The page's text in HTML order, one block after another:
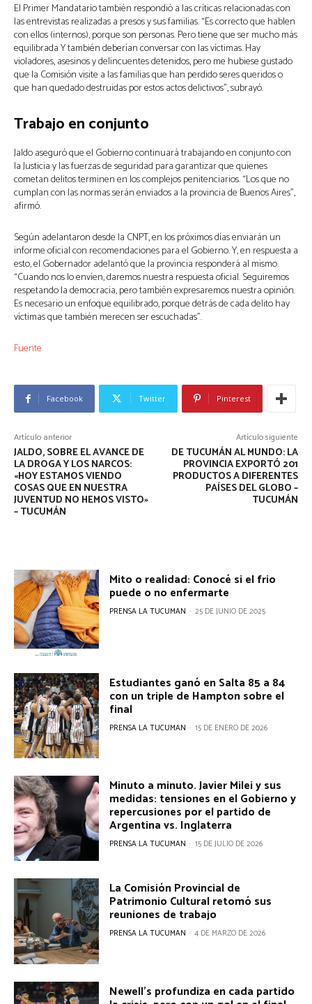
El Primer Mandatario también respondió a las críticas relacionadas con
las entrevistas realizadas a presos y sus familias. “Es correcto que hablen
con ellos (internos), porque son personas. Pero tiene que ser mucho más
equilibrada Y también deberían conversar con las víctimas. Hay
violadores, asesinos y delincuentes detenidos, pero me hubiese gustado
que la Comisión visite a las familias que han perdido seres queridos o
que han quedado destruidas por estos actos delictivos”, subrayó.
Trabajo en conjunto
Jaldo aseguró que el Gobierno continuará trabajando en conjunto con
la Justicia y las fuerzas de seguridad para garantizar que quienes
cometan delitos terminen en los complejos penitenciarios. “Los que no
cumplan con las normas serán enviados a la provincia de Buenos Aires”,
afirmó.
Según adelantaron desde la CNPT, en los próximos días enviarán un
informe oficial con recomendaciones para el Gobierno. Y, en respuesta a
esto, el Gobernador adelantó que la provincia responderá al mismo.
“Cuando nos lo envíen, daremos nuestra respuesta oficial. Seguiremos
respetando la democracia, pero también expresaremos nuestra opinión.
Es necesario un enfoque equilibrado, porque detrás de cada delito hay
víctimas que también merecen ser escuchadas”.
Fuente
Facebook Twitter Pinterest
Artículo anterior
JALDO, SOBRE EL AVANCE DE
LA DROGA Y LOS NARCOS:
«HOY ESTAMOS VIENDO
COSAS QUE EN NUESTRA
JUVENTUD NO HEMOS VISTO»
– TUCUMÁN
Artículo siguiente
DE TUCUMÁN AL MUNDO: LA
PROVINCIA EXPORTÓ 201
PRODUCTOS A DIFERENTES
PAÍSES DEL GLOBO –
TUCUMÁN
Mito o realidad: Conocé si el frio
puede o no enfermarte
PRENSA LA TUCUMAN - 25 DE JUNIO DE 2025
Estudiantes ganó en Salta 85 a 84
con un triple de Hampton sobre el
final
PRENSA LA TUCUMAN - 15 DE ENERO DE 2026
Minuto a minuto. Javier Milei y sus
medidas: tensiones en el Gobierno y
repercusiones por el partido de
Argentina vs. Inglaterra
PRENSA LA TUCUMAN - 15 DE JULIO DE 2026
La Comisión Provincial de
Patrimonio Cultural retomó sus
reuniones de trabajo
PRENSA LA TUCUMAN - 4 DE MARZO DE 2026
Newell’s profundiza en cada partido